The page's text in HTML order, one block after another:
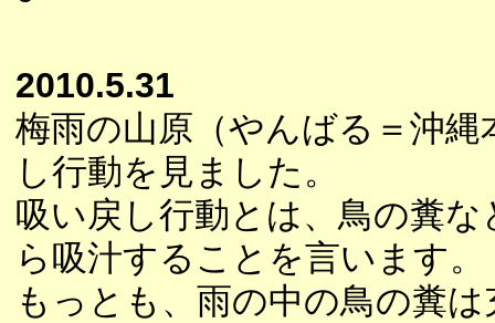
2010.5.31
梅雨の山原（やんばる＝沖
し行動を見ました。
吸い戻し行動とは、鳥の糞
ら吸汁することを言います。
もっとも、雨の中の鳥の糞